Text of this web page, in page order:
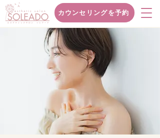
カウンセリングを予約